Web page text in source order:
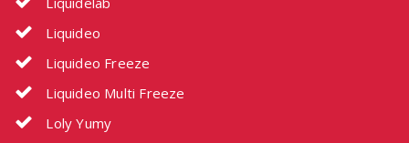
Liquideo
Liquideo Freeze
Liquideo Multi Freeze
Loly Yumy